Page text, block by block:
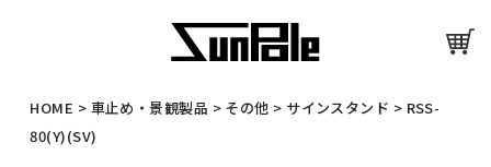
HOME > 車止め・景観製品 > その他 > サインスタンド > RSS-
80(Y)(SV)